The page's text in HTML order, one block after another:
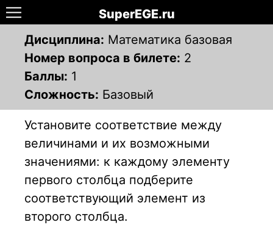
SuperEGE.ru
Дисциплина: Математика базовая
Номер вопроса в билете: 2
Баллы: 1
Сложность: Базовый
Установите соответствие между
величинами и их возможными
значениями: к каждому элементу
первого столбца подберите
соответствующий элемент из
второго столбца.